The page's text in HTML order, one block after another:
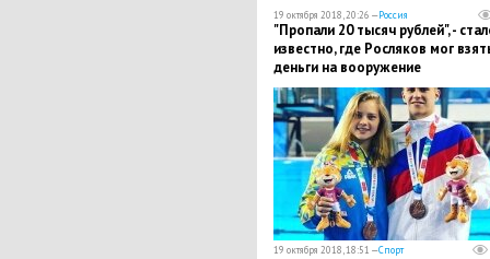
19 октября 2018, 20:26 —Россия
"Пропали 20 тысяч рублей", -
известно, где Росляков мог
деньги на вооружение
19 октября 2018, 18:51 —Спорт